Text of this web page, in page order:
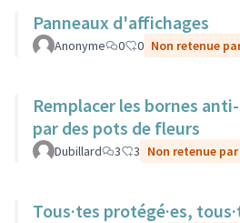
Panneaux d'affichages
Anonyme 0 0 Non retenue
Remplacer les bornes
par des pots de fleurs
Dubillard 3 3 Non retenue
Tous·tes protégé·es,